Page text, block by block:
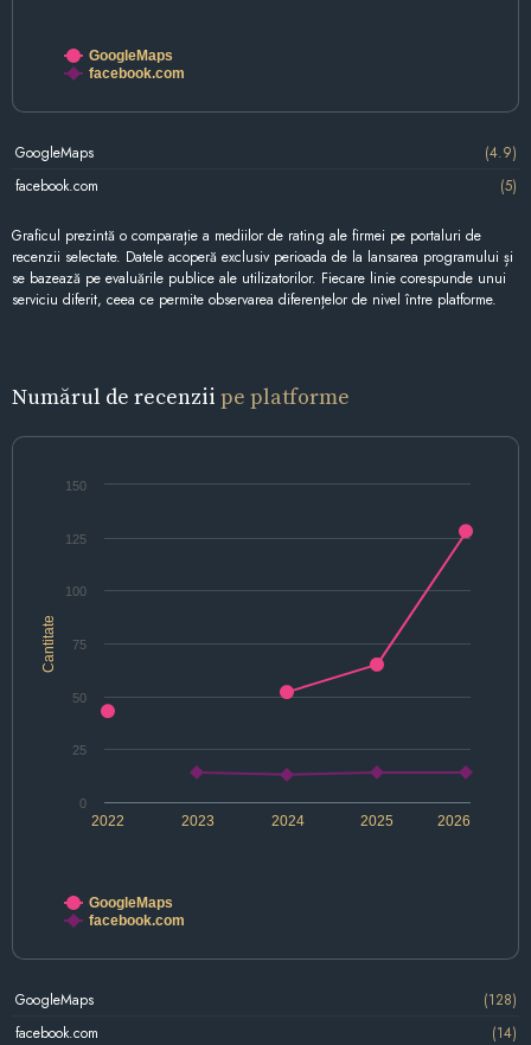
GoogleMaps
facebook.com
GoogleMaps
(4.9)
facebook.com
(5)
Graficul prezintă o comparație a mediilor de rating ale firmei pe portaluri de
recenzii selectate. Datele acoperă exclusiv perioada de la lansarea programului și
se bazează pe evaluările publice ale utilizatorilor. Fiecare linie corespunde unui
serviciu diferit, ceea ce permite observarea diferențelor de nivel între platforme.
Numărul de recenzii pe platforme
Cantitate
2022 2024 2026
2023 2025
0
25
50
75
100
125
150
GoogleMaps
facebook.com
GoogleMaps
(128)
facebook.com
(14)